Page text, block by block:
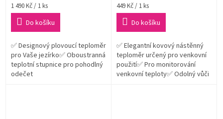
Měrná
cena:
1 490 Kč / 1 ks
Do košíku
✅ Designový plovoucí teploměr
pro Vaše jezírko✅ Oboustranná
teplotní stupnice pro pohodlný
odečet
Měrná
cena:
449 Kč / 1 ks
Do košíku
✅ Elegantní kovový nástěnný
teploměr určený pro venkovní
použití✅ Pro monitorování
venkovní teploty✅ Odolný vůči